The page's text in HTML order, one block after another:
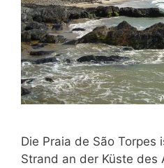
Die Praia de São Torpes
Strand an der Küste des